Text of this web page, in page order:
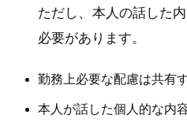
ただし、本人の話した
必要があります。
勤務上必要な配慮は共有
本人が話した個人的な内